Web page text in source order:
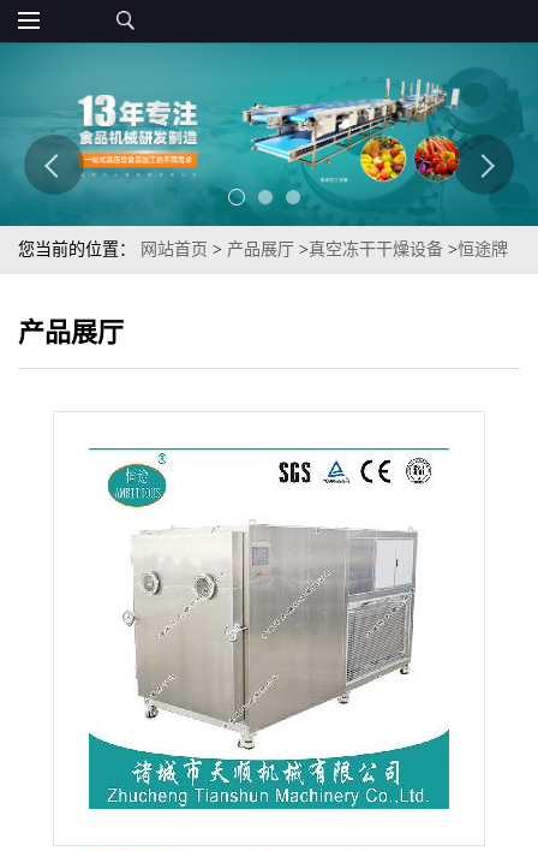
您当前的位置： 网站首页 > 产品展厅 >真空冻干干燥设备 >恒途牌
产品展厅